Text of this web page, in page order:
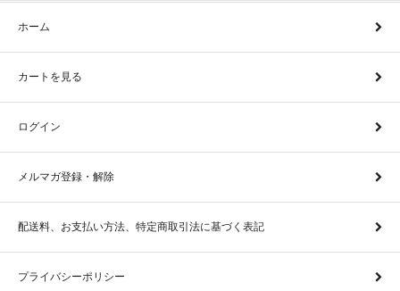
ホーム
カートを見る
ログイン
メルマガ登録・解除
配送料、お支払い方法、特定商取引法に基づく表記
プライバシーポリシー